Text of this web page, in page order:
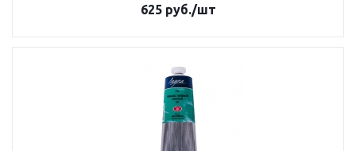
625 руб./шт